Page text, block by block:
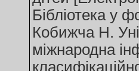
Бібліотека
Кобижча Н.
міжнародна